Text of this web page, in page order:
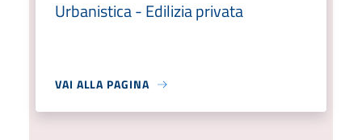
Urbanistica - Edilizia privata
VAI ALLA PAGINA